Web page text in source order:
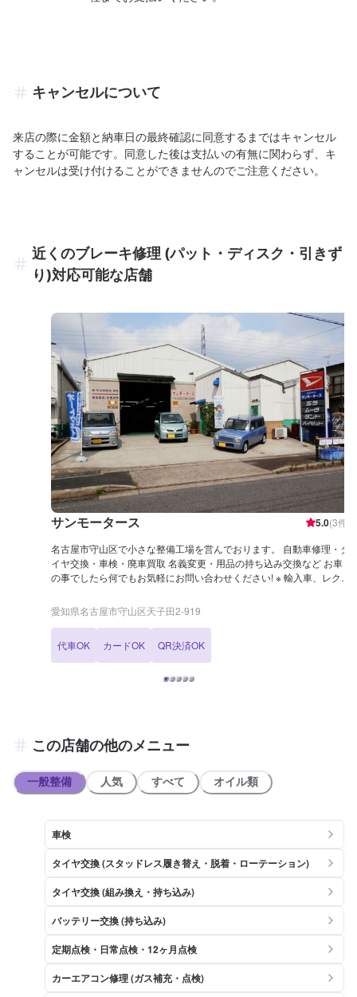
キャンセルについて
来店の際に金額と納車日の最終確認に同意するまではキャンセル
することが可能です。同意した後は支払いの有無に関わらず、キ
ャンセルは受け付けることができませんのでご注意ください。
近くのブレーキ修理 (パット・ディスク・引きず
り)対応可能な店舗
サンモータース 5.0(3件)
名古屋市守山区で小さな整備工場を営んでおります。 自動車修理・タ
イヤ交換・車検・廃車買取 名義変更・用品の持ち込み交換など お車
の事でしたら何でもお気軽にお問い合わせください! ※ 輸入車、レクサ
せんので よろしくお願いします。 所在地：名古屋市守山区天子
田２丁目９１９番地 TEL 052-726-5213 FAX 052-726-5214
愛知県名古屋市守山区天子田2-919
代車OK カードOK QR決済OK
この店舗の他のメニュー
一般整備 人気 すべて オイル類
車検
タイヤ交換 (スタッドレス履き替え・脱着・ローテーション)
タイヤ交換 (組み換え・持ち込み)
バッテリー交換 (持ち込み)
定期点検・日常点検・12ヶ月点検
カーエアコン修理 (ガス補充・点検)